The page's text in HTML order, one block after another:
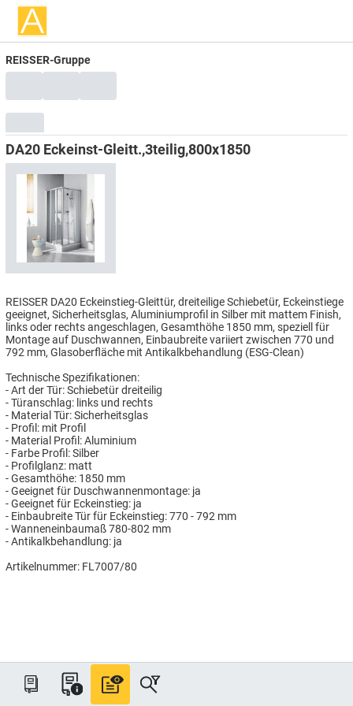
REISSER-Gruppe
DA20 Eckeinst-Gleitt.,3teilig,800x1850
REISSER DA20 Eckeinstieg-Gleittür, dreiteilige Schiebetür, Eckeinstiege
geeignet, Sicherheitsglas, Aluminiumprofil in Silber mit mattem Finish,
links oder rechts angeschlagen, Gesamthöhe 1850 mm, speziell für
Montage auf Duschwannen, Einbaubreite variiert zwischen 770 und
792 mm, Glasoberfläche mit Antikalkbehandlung (ESG-Clean)
Technische Spezifikationen:
- Art der Tür: Schiebetür dreiteilig
- Türanschlag: links und rechts
- Material Tür: Sicherheitsglas
- Profil: mit Profil
- Material Profil: Aluminium
- Farbe Profil: Silber
- Profilglanz: matt
- Gesamthöhe: 1850 mm
- Geeignet für Duschwannenmontage: ja
- Geeignet für Eckeinstieg: ja
- Einbaubreite Tür für Eckeinstieg: 770 - 792 mm
- Wanneneinbaumaß 780-802 mm
- Antikalkbehandlung: ja
Artikelnummer: FL7007/80